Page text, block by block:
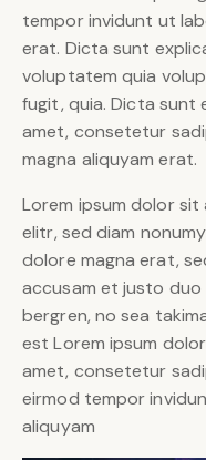
tempor invidunt ut
erat. Dicta sunt
voluptatem quia
fugit, quia. Dicta sunt
amet, consetetur
magna aliquyam erat.
Lorem ipsum dolor
elitr, sed diam
dolore magna erat,
accusam et justo
bergren, no sea
est Lorem ipsum
amet, consetetur
eirmod tempor
aliquyam